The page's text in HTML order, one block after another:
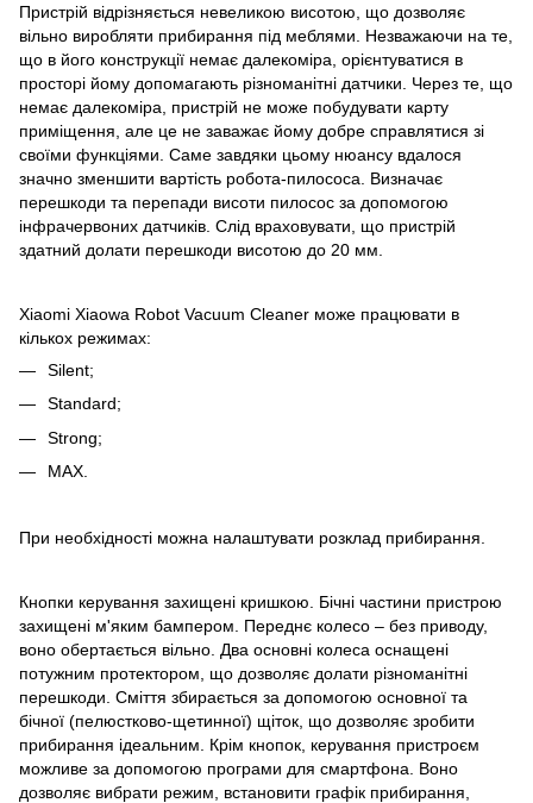
Пристрій відрізняється невеликою висотою, що дозволяє
вільно виробляти прибирання під меблями. Незважаючи на те,
що в його конструкції немає далекоміра, орієнтуватися в
просторі йому допомагають різноманітні датчики. Через те, що
немає далекоміра, пристрій не може побудувати карту
приміщення, але це не заважає йому добре справлятися зі
своїми функціями. Саме завдяки цьому нюансу вдалося
значно зменшити вартість робота-пилососа. Визначає
перешкоди та перепади висоти пилосос за допомогою
інфрачервоних датчиків. Слід враховувати, що пристрій
здатний долати перешкоди висотою до 20 мм.
Xiaomi Xiaowa Robot Vacuum Cleaner може працювати в
кількох режимах:
Silent;
Standard;
Strong;
MAX.
При необхідності можна налаштувати розклад прибирання.
Кнопки керування захищені кришкою. Бічні частини пристрою
захищені м'яким бампером. Переднє колесо – без приводу,
воно обертається вільно. Два основні колеса оснащені
потужним протектором, що дозволяє долати різноманітні
перешкоди. Сміття збирається за допомогою основної та
бічної (пелюстково-щетинної) щіток, що дозволяє зробити
прибирання ідеальним. Крім кнопок, керування пристроєм
можливе за допомогою програми для смартфона. Воно
дозволяє вибрати режим, встановити графік прибирання,